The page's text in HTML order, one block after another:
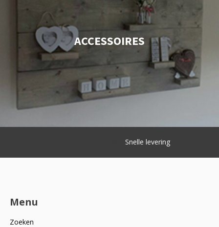
ACCESSOIRES
Snelle levering
Menu
Zoeken